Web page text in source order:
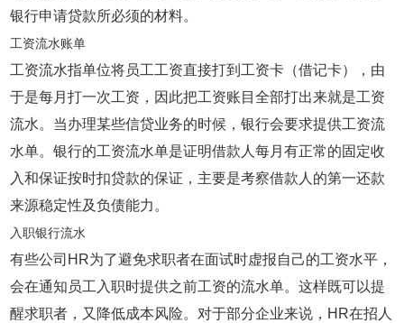
银行申请贷款所必须的材料。
工资流水账单
工资流水指单位将员工工资直接打到工资卡（借记卡），由
于是每月打一次工资，因此把工资账目全部打出来就是工资
流水。当办理某些信贷业务的时候，银行会要求提供工资流
水单。银行的工资流水单是证明借款人每月有正常的固定收
入和保证按时扣贷款的保证，主要是考察借款人的第一还款
来源稳定性及负债能力。
入职银行流水
有些公司HR为了避免求职者在面试时虚报自己的工资水平，
会在通知员工入职时提供之前工资的流水单。这样既可以提
醒求职者，又降低成本风险。对于部分企业来说，HR在招人